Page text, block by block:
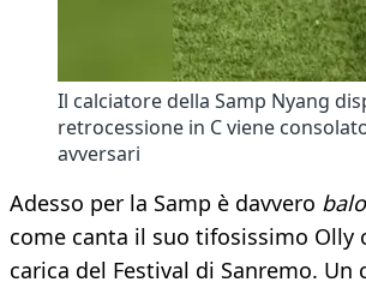
Il calciatore della Samp Nyang
retrocessione in C viene
avversari
Adesso per la Samp è davvero
come canta il suo tifosissimo Olly
carica del Festival di Sanremo. Un